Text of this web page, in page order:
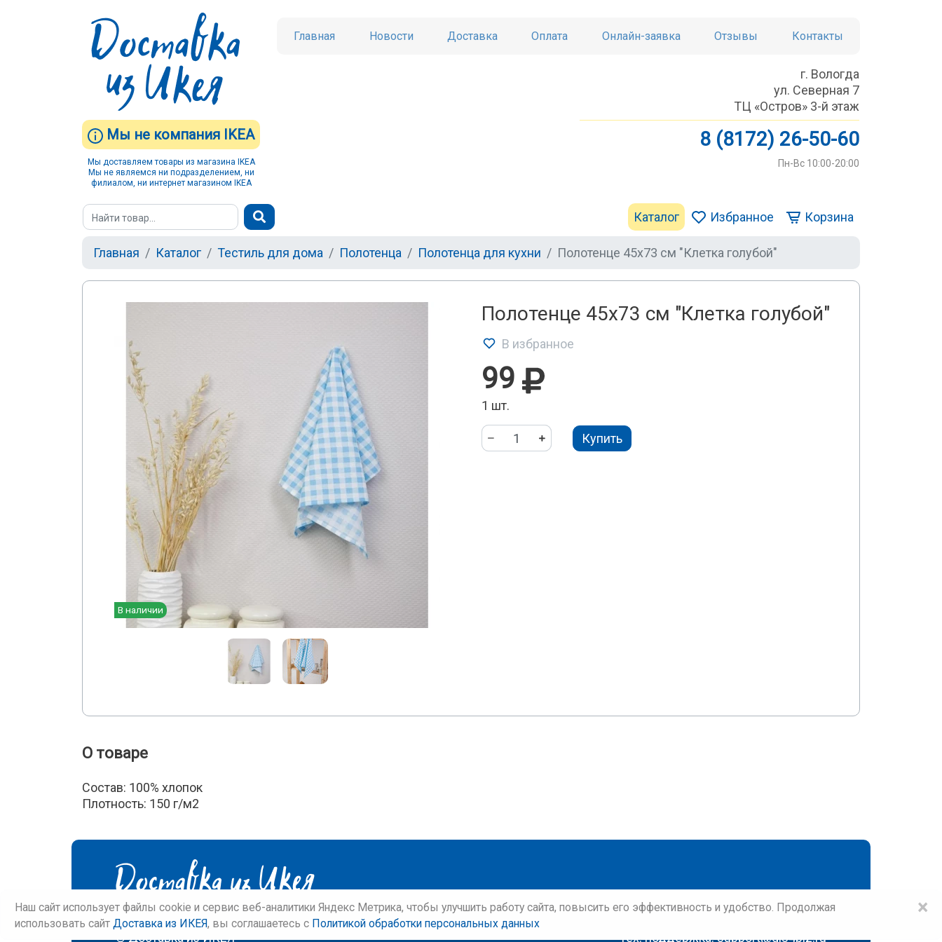
Мы не компания IKEA
Мы доставляем товары из магазина IKEA
Мы не являемся ни подразделением, ни
филиалом, ни интернет магазином IKEA
Главная Новости Доставка Оплата Онлайн-заявка Отзывы Контакты
г. Вологда
ул. Северная 7
ТЦ «Остров» 3-й этаж
8 (8172) 26-50-60
Пн-Вс 10:00-20:00
Каталог Избранное Корзина
Главная Каталог Тестиль для дома Полотенца Полотенца для кухни Полотенце 45х73 см "Клетка голубой"
В наличии
Полотенце 45х73 см "Клетка голубой"
В избранное
99
1 шт.
Купить
О товаре
Состав: 100% хлопок
Плотность: 150 г/м2
©Доставка из ИКЕЯ Тех. поддержка:support@gis4biz.ru
×
Наш сайт использует файлы cookie и сервис веб-аналитики Яндекс Метрика, чтобы улучшить работу сайта, повысить его эффективность и удобство. Продолжая
использовать сайт Доставка из ИКЕЯ, вы соглашаетесь c Политикой обработки персональных данных